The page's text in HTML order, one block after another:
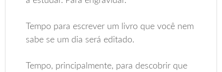
Tempo para escrever um livro que você nem
sabe se um dia será editado.
Tempo, principalmente, para descobrir que